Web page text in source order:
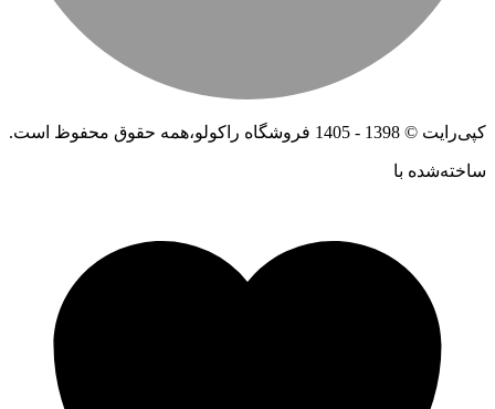
کپی‌رایت © 1398 - 1405 فروشگاه راکولو،همه حقوق محفوظ است.
ساخته‌شده ‌با